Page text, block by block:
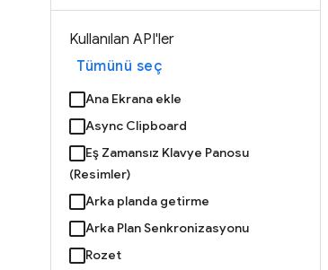
Kullanılan API'ler
Tümünü seç
Ana Ekrana ekle
Async Clipboard
Eş Zamansız Klavye Panosu
(Resimler)
Arka planda getirme
Arka Plan Senkronizasyonu
Rozet